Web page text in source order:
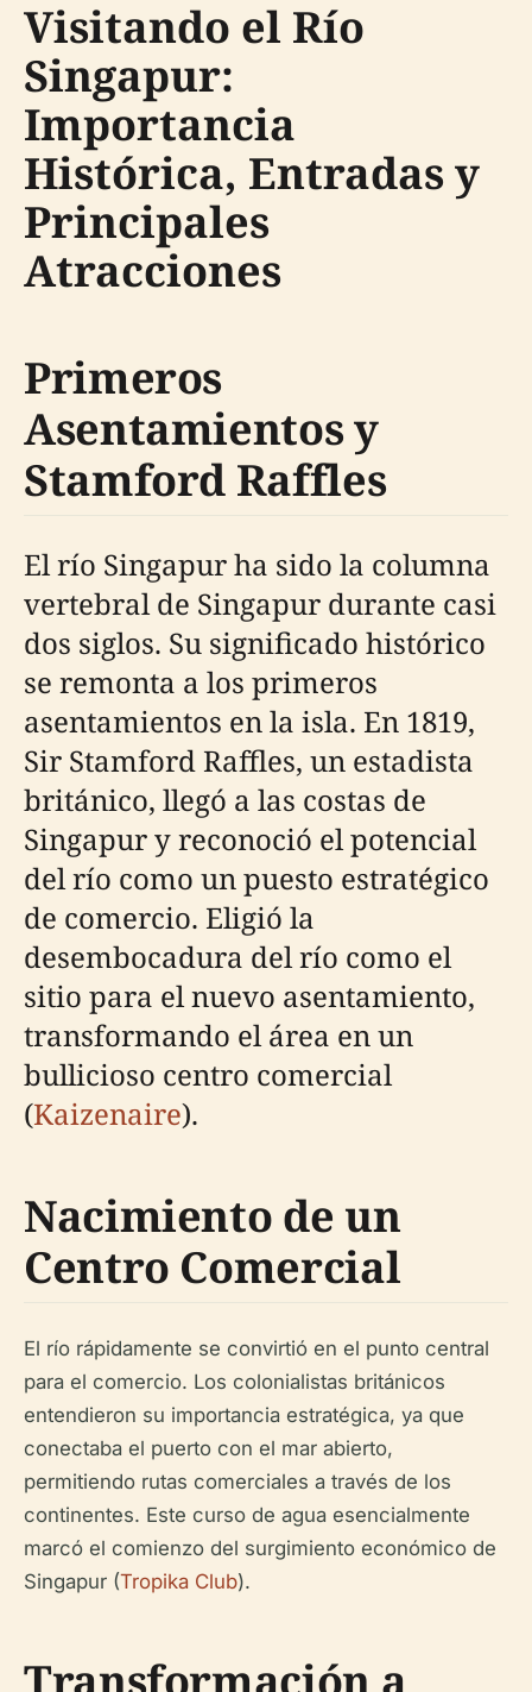
Visitando el Río
Singapur:
Importancia
Histórica, Entradas y
Principales
Atracciones
Primeros
Asentamientos y
Stamford Raffles
El río Singapur ha sido la columna
vertebral de Singapur durante casi
dos siglos. Su significado histórico
se remonta a los primeros
asentamientos en la isla. En 1819,
Sir Stamford Raffles, un estadista
británico, llegó a las costas de
Singapur y reconoció el potencial
del río como un puesto estratégico
de comercio. Eligió la
desembocadura del río como el
sitio para el nuevo asentamiento,
transformando el área en un
bullicioso centro comercial
(Kaizenaire).
Nacimiento de un
Centro Comercial
El río rápidamente se convirtió en el punto central
para el comercio. Los colonialistas británicos
entendieron su importancia estratégica, ya que
conectaba el puerto con el mar abierto,
permitiendo rutas comerciales a través de los
continentes. Este curso de agua esencialmente
marcó el comienzo del surgimiento económico de
Singapur (Tropika Club).